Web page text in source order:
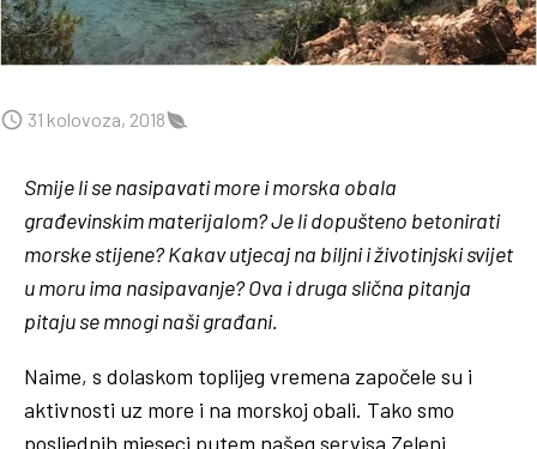
31 kolovoza, 2018
Smije li se nasipavati more i morska obala
građevinskim materijalom? Je li dopušteno betonirati
morske stijene? Kakav utjecaj na biljni i životinjski svijet
u moru ima nasipavanje? Ova i druga slična pitanja
pitaju se mnogi naši građani.
Naime, s dolaskom toplijeg vremena započele su i
aktivnosti uz more i na morskoj obali. Tako smo
posljednih mjeseci putem našeg servisa Zeleni